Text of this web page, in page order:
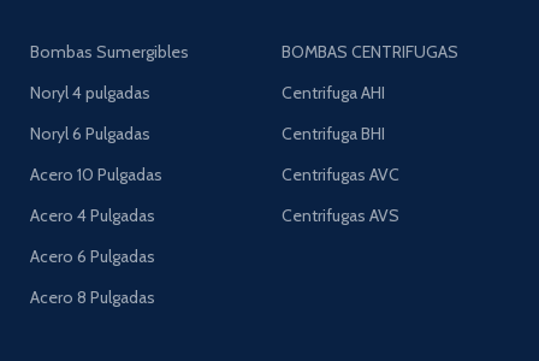
Bombas Sumergibles
Noryl 4 pulgadas
Noryl 6 Pulgadas
Acero 10 Pulgadas
Acero 4 Pulgadas
Acero 6 Pulgadas
Acero 8 Pulgadas
BOMBAS CENTRIFUGAS
Centrifuga AHI
Centrifuga BHI
Centrifugas AVC
Centrifugas AVS